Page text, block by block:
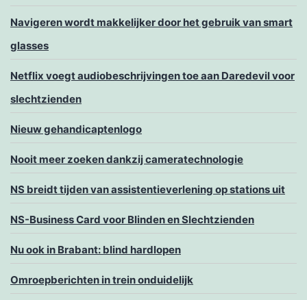
Navigeren wordt makkelijker door het gebruik van smart
glasses
Netflix voegt audiobeschrijvingen toe aan Daredevil voor
slechtzienden
Nieuw gehandicaptenlogo
Nooit meer zoeken dankzij cameratechnologie
NS breidt tijden van assistentieverlening op stations uit
NS-Business Card voor Blinden en Slechtzienden
Nu ook in Brabant: blind hardlopen
Omroepberichten in trein onduidelijk